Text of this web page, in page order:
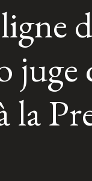
juge
la